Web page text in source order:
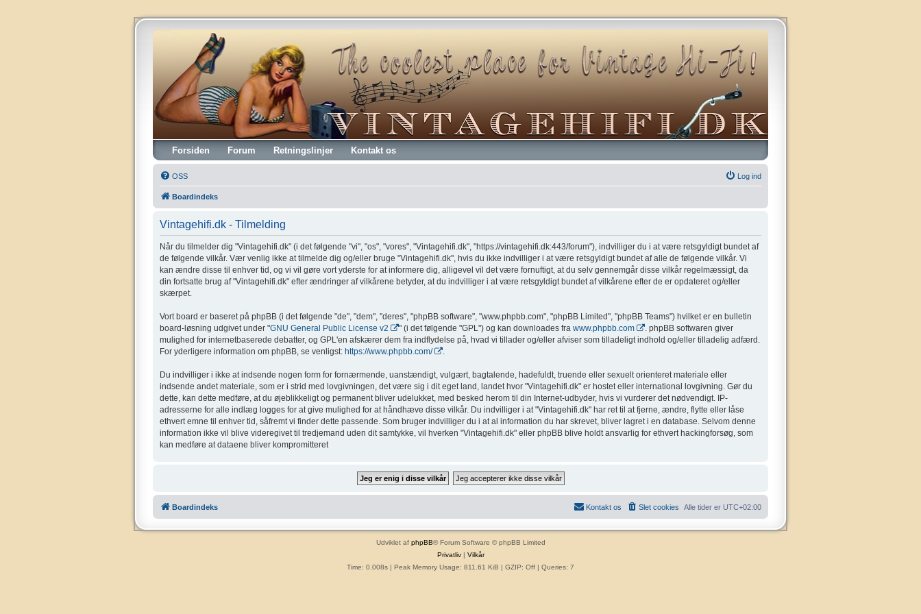
Vintagehifi.dk
Forsiden Forum Retningslinjer Kontakt os
OSS Log ind
Boardindeks
Vintagehifi.dk - Tilmelding
Når du tilmelder dig "Vintagehifi.dk" (i det følgende "vi", "os", "vores", "Vintagehifi.dk", "https://vintagehifi.dk:443/forum"), indvilliger du i at være retsgyldigt bundet af
de følgende vilkår. Vær venlig ikke at tilmelde dig og/eller bruge "Vintagehifi.dk", hvis du ikke indvilliger i at være retsgyldigt bundet af alle de følgende vilkår. Vi
kan ændre disse til enhver tid, og vi vil gøre vort yderste for at informere dig, alligevel vil det være fornuftigt, at du selv gennemgår disse vilkår regelmæssigt, da
din fortsatte brug af "Vintagehifi.dk" efter ændringer af vilkårene betyder, at du indvilliger i at være retsgyldigt bundet af vilkårene efter de er opdateret og/eller
skærpet.
Vort board er baseret på phpBB (i det følgende "de", "dem", "deres", "phpBB software", "www.phpbb.com", "phpBB Limited", "phpBB Teams") hvilket er en bulletin
board-løsning udgivet under "GNU General Public License v2 " (i det følgende "GPL") og kan downloades fra www.phpbb.com
. phpBB softwaren giver
mulighed for internetbaserede debatter, og GPL'en afskærer dem fra indflydelse på, hvad vi tillader og/eller afviser som tilladeligt indhold og/eller tilladelig adfærd.
For yderligere information om phpBB, se venligst: https://www.phpbb.com/ .
Du indvilliger i ikke at indsende nogen form for fornærmende, uanstændigt, vulgært, bagtalende, hadefuldt, truende eller sexuelt orienteret materiale eller
indsende andet materiale, som er i strid med lovgivningen, det være sig i dit eget land, landet hvor "Vintagehifi.dk" er hostet eller international lovgivning. Gør du
dette, kan dette medføre, at du øjeblikkeligt og permanent bliver udelukket, med besked herom til din Internet-udbyder, hvis vi vurderer det nødvendigt. IP-
adresserne for alle indlæg logges for at give mulighed for at håndhæve disse vilkår. Du indvilliger i at "Vintagehifi.dk" har ret til at fjerne, ændre, flytte eller låse
ethvert emne til enhver tid, såfremt vi finder dette passende. Som bruger indvilliger du i at al information du har skrevet, bliver lagret i en database. Selvom denne
information ikke vil blive videregivet til tredjemand uden dit samtykke, vil hverken "Vintagehifi.dk" eller phpBB blive holdt ansvarlig for ethvert hackingforsøg, som
kan medføre at dataene bliver kompromitteret
Boardindeks Alle tider er UTC+02:00
Slet cookies
Kontakt os
Udviklet af phpBB® Forum Software © phpBB Limited
Privatliv| Vilkår
Time: 0.008s | Peak Memory Usage: 811.61 KiB | GZIP: Off | Queries: 7